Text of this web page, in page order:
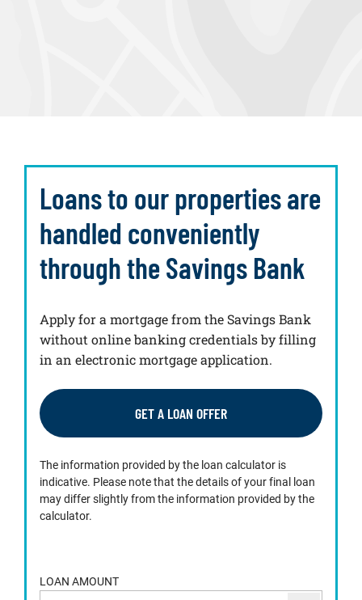
Loans to our properties are
handled conveniently
through the Savings Bank
Apply for a mortgage from the Savings Bank
without online banking credentials by filling
in an electronic mortgage application.
GET A LOAN OFFER
The information provided by the loan calculator is
indicative. Please note that the details of your final loan
may differ slightly from the information provided by the
calculator.
LOAN AMOUNT